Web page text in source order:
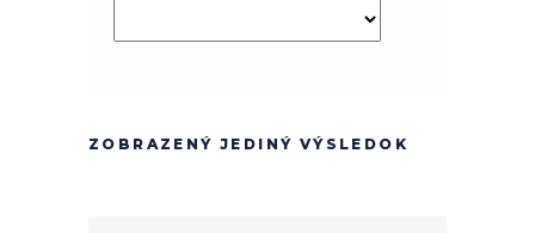
ZOBRAZENÝ JEDINÝ VÝSLEDOK